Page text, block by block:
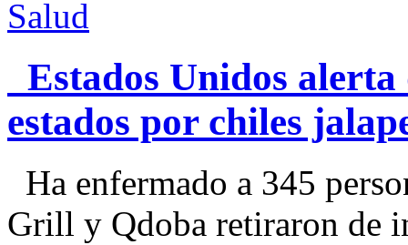
Salud
Estados Unidos alerta
estados por chiles
Ha enfermado a 345
Grill y Qdoba retiraron de